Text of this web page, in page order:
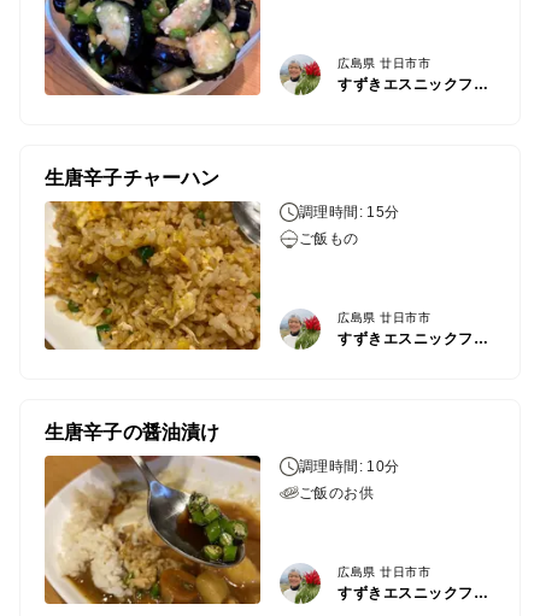
広島県 廿日市市
すずきエスニックファーム
生唐辛子チャーハン
調理時間: 15分
ご飯もの
広島県 廿日市市
すずきエスニックファーム
生唐辛子の醤油漬け
調理時間: 10分
ご飯のお供
広島県 廿日市市
すずきエスニックファーム